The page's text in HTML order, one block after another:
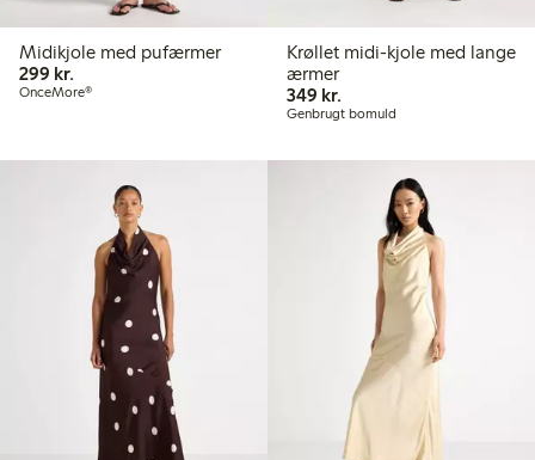
Midikjole med pufærmer
299 kr.
OnceMore®
Krøllet midi-kjole med lange
ærmer
349 kr.
Genbrugt bomuld